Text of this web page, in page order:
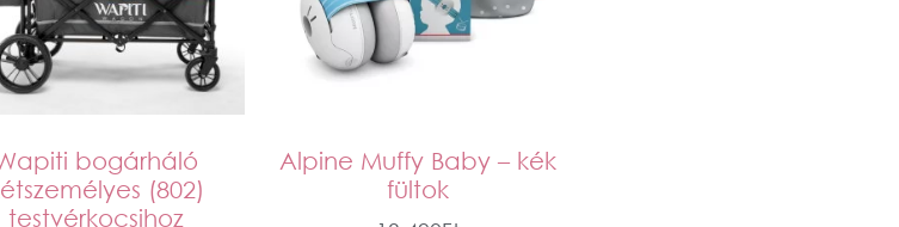
bogárháló
(802)
testvérkocsihoz
Alpine Muffy Baby – kék
fültok